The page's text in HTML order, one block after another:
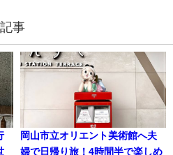
事
岡山市立オリエント美術館へ夫
婦で日帰り旅！4時間半で楽しめ